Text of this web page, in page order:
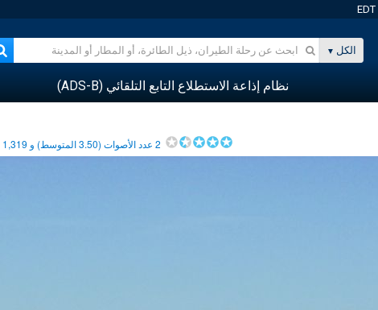
الكل
نظام إذاعة الاستطلاع التابع التلقائي (ADS-B)
2عدد الأصوات (3.50المتوسط) و 1,319